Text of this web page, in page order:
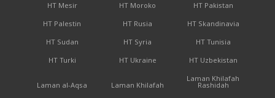
HT Mesir
HT Moroko
HT Pakistan
HT Palestin
HT Rusia
HT Skandinavia
HT Sudan
HT Syria
HT Tunisia
HT Turki
HT Ukraine HT Uzbekistan
Laman al-Aqsa Laman Khilafah
Laman Khilafah
Rashidah